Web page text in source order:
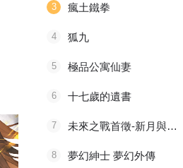
3 瘋土鐵拳
4 狐九
5 極品公寓仙妻
6 十七歲的遺書
7 未來之戰首徵-新月與艾歐
8 夢幻紳士 夢幻外傳